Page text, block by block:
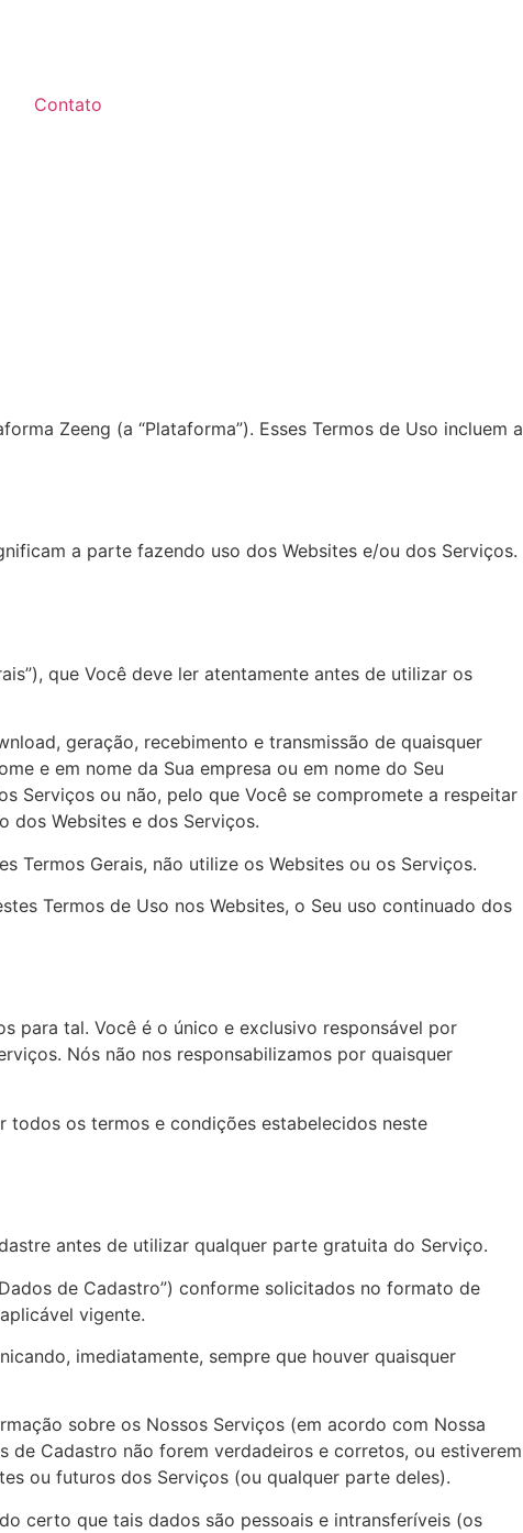
Contato
Zeeng (a “Plataforma”). Esses Termos de Uso incluem a
significam a parte fazendo uso dos Websites e/ou dos Serviços.
que Você deve ler atentamente antes de utilizar os
geração, recebimento e transmissão de quaisquer
e em nome da Sua empresa ou em nome do Seu
Serviços ou não, pelo que Você se compromete a respeitar
dos Websites e dos Serviços.
Termos Gerais, não utilize os Websites ou os Serviços.
Termos de Uso nos Websites, o Seu uso continuado dos
para tal. Você é o único e exclusivo responsável por
Nós não nos responsabilizamos por quaisquer
todos os termos e condições estabelecidos neste
antes de utilizar qualquer parte gratuita do Serviço.
de Cadastro”) conforme solicitados no formato de
vigente.
imediatamente, sempre que houver quaisquer
sobre os Nossos Serviços (em acordo com Nossa
de Cadastro não forem verdadeiros e corretos, ou estiverem
ou futuros dos Serviços (ou qualquer parte deles).
certo que tais dados são pessoais e intransferíveis (os